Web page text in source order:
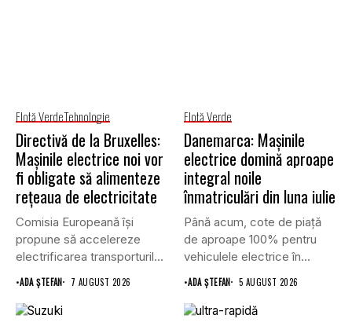
Flotă VerdeTehnologie
Directivă de la Bruxelles:
Mașinile electrice noi vor
fi obligate să alimenteze
rețeaua de electricitate
Comisia Europeană își
propune să accelereze
electrificarea transporturilor,
a clădirilor și a...
•ADA ȘTEFAN 7 AUGUST 2026
Flotă Verde
Danemarca: Mașinile
electrice domină aproape
integral noile
înmatriculări din luna iulie
Până acum, cote de piață
de aproape 100% pentru
vehiculele electrice în...
•ADA ȘTEFAN 5 AUGUST 2026